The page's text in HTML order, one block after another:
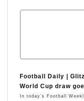
Football Daily |
World Cup draw
In today’s Football